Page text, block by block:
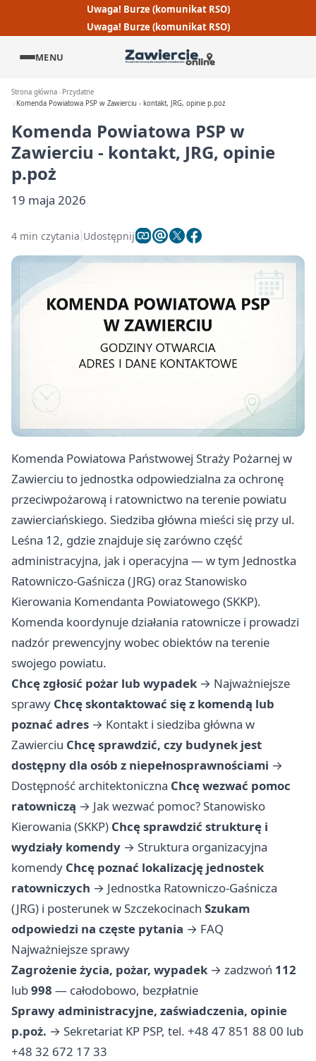
Uwaga! Burze (komunikat RSO)
Uwaga! Burze (komunikat RSO)
MENU
Strona główna
Przydatne
Komenda Powiatowa PSP w Zawierciu - kontakt, JRG, opinie p.poż
Komenda Powiatowa PSP w
Zawierciu - kontakt, JRG, opinie
p.poż
19 maja 2026
4 min czytania Udostępnij
Komenda Powiatowa Państwowej Straży Pożarnej w
Zawierciu to jednostka odpowiedzialna za ochronę
przeciwpożarową i ratownictwo na terenie powiatu
zawierciańskiego. Siedziba główna mieści się przy ul.
Leśna 12, gdzie znajduje się zarówno część
administracyjna, jak i operacyjna — w tym Jednostka
Ratowniczo-Gaśnicza (JRG) oraz Stanowisko
Kierowania Komendanta Powiatowego (SKKP).
Komenda koordynuje działania ratownicze i prowadzi
nadzór prewencyjny wobec obiektów na terenie
swojego powiatu.
Chcę zgłosić pożar lub wypadek → Najważniejsze
sprawy Chcę skontaktować się z komendą lub
poznać adres → Kontakt i siedziba główna w
Zawierciu Chcę sprawdzić, czy budynek jest
dostępny dla osób z niepełnosprawnościami →
Dostępność architektoniczna Chcę wezwać pomoc
ratowniczą → Jak wezwać pomoc? Stanowisko
Kierowania (SKKP) Chcę sprawdzić strukturę i
wydziały komendy → Struktura organizacyjna
komendy Chcę poznać lokalizację jednostek
ratowniczych → Jednostka Ratowniczo-Gaśnicza
(JRG) i posterunek w Szczekocinach Szukam
odpowiedzi na częste pytania → FAQ
Najważniejsze sprawy
Zagrożenie życia, pożar, wypadek → zadzwoń 112
lub998 — całodobowo, bezpłatnie
Sprawy administracyjne, zaświadczenia, opinie
p.poż. → Sekretariat KP PSP, tel. +48 47 851 88 00 lub
+48 32 672 17 33